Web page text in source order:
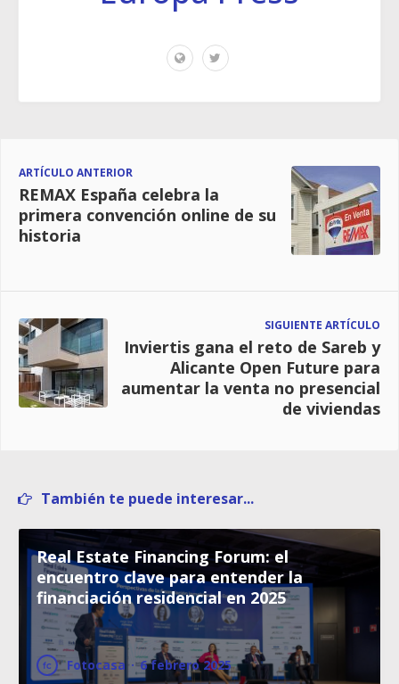
ARTÍCULO ANTERIOR
REMAX España celebra la
primera convención online de su
historia
SIGUIENTE ARTÍCULO
Inviertis gana el reto de Sareb y
Alicante Open Future para
aumentar la venta no presencial
de viviendas
También te puede interesar...
Real Estate Financing Forum: el
encuentro clave para entender la
financiación residencial en 2025
Fotocasa · 6 febrero 2025